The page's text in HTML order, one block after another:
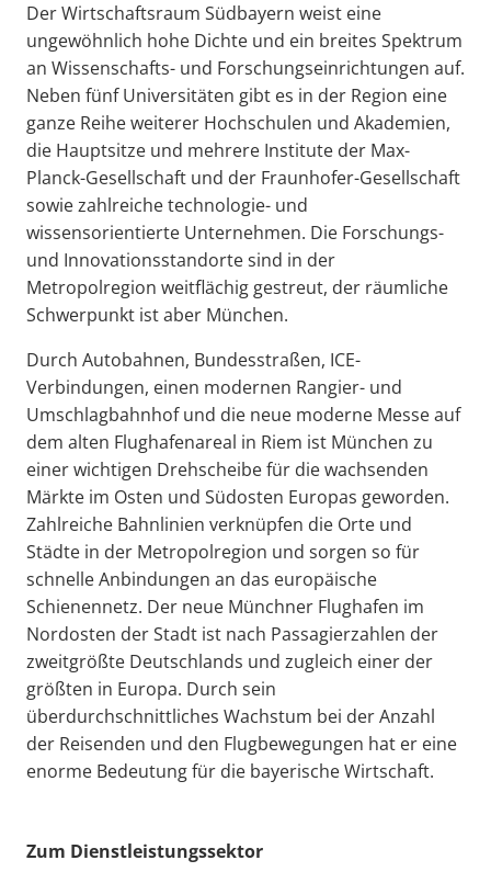
Der Wirtschaftsraum Südbayern weist eine
ungewöhnlich hohe Dichte und ein breites Spektrum
an Wissenschafts- und Forschungseinrichtungen auf.
Neben fünf Universitäten gibt es in der Region eine
ganze Reihe weiterer Hochschulen und Akademien,
die Hauptsitze und mehrere Institute der Max-
Planck-Gesellschaft und der Fraunhofer-Gesellschaft
sowie zahlreiche technologie- und
wissensorientierte Unternehmen. Die Forschungs-
und Innovationsstandorte sind in der
Metropolregion weitflächig gestreut, der räumliche
Schwerpunkt ist aber München.
Durch Autobahnen, Bundesstraßen, ICE-
Verbindungen, einen modernen Rangier- und
Umschlagbahnhof und die neue moderne Messe auf
dem alten Flughafenareal in Riem ist München zu
einer wichtigen Drehscheibe für die wachsenden
Märkte im Osten und Südosten Europas geworden.
Zahlreiche Bahnlinien verknüpfen die Orte und
Städte in der Metropolregion und sorgen so für
schnelle Anbindungen an das europäische
Schienennetz. Der neue Münchner Flughafen im
Nordosten der Stadt ist nach Passagierzahlen der
zweitgrößte Deutschlands und zugleich einer der
größten in Europa. Durch sein
überdurchschnittliches Wachstum bei der Anzahl
der Reisenden und den Flugbewegungen hat er eine
enorme Bedeutung für die bayerische Wirtschaft.
Zum Dienstleistungssektor